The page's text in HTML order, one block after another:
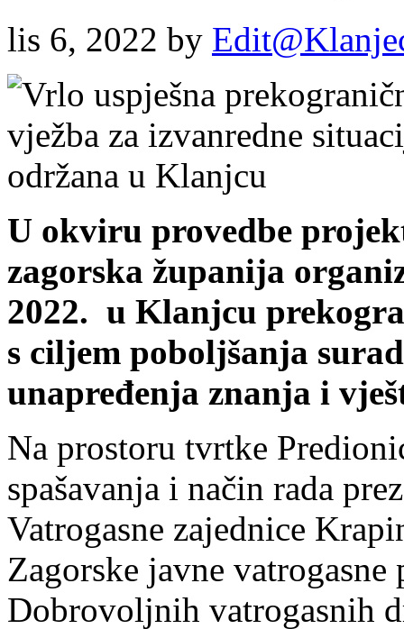
lis 6, 2022 by
U okviru provedbe
zagorska županija
2022. u Klanjcu
s ciljem poboljšanja
unapređenja znanja i
Na prostoru tvrtke
spašavanja i način rada
Vatrogasne zajednice
Zagorske javne
Dobrovoljnih vatrogasnih